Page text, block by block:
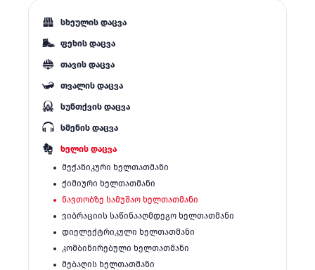
სხეულის დაცვა
ფეხის დაცვა
თავის დაცვა
თვალის დაცვა
სუნთქვის დაცვა
სმენის დაცვა
ხელის დაცვა
მექანიკური ხელთათმანი
ქიმიური ხელთათმანი
ნავთობზე სამუშაო ხელთათმანი
ვიბრაციის საწინააღმდეგო ხელთათმანი
დიელექტრიკული ხელთათმანი
კომბინირებული ხელთათმანი
მებაღის ხელთათმანი